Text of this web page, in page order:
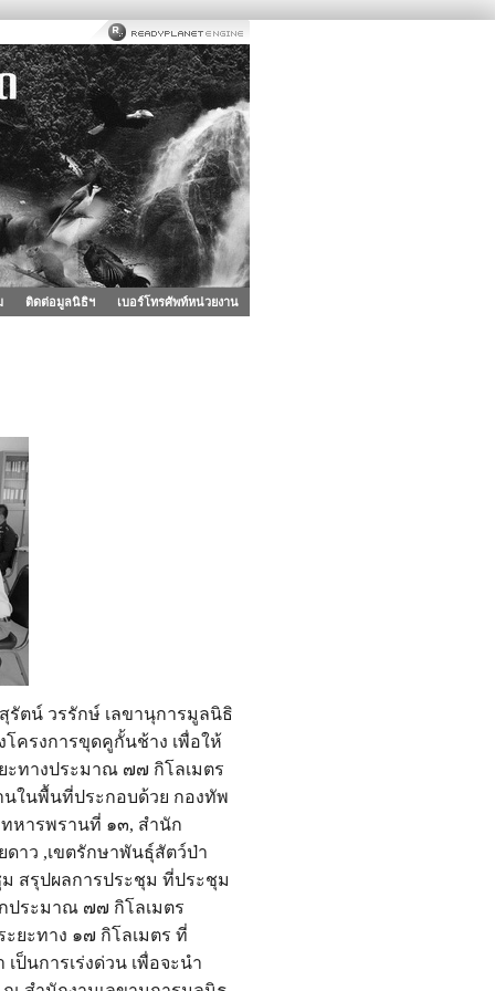
ติดต่อมูลนิธิฯ เบอร์โทรศัพท์หน่วยงาน
ตน์ วรรักษ์ เลขานุการมูลนิธิ
โครงการขุดคูกั้นช้าง เพื่อให้
ะทางประมาณ ๗๗ กิโลเมตร
ในพื้นที่ประกอบด้วย กองทัพ
หารพรานที่ ๑๓, สำนัก
ดาว ,เขตรักษาพันธุ์สัตว์ป่า
ม สรุปผลการประชุม ที่ประชุม
ประมาณ ๗๗ กิโลเมตร
ยะทาง ๑๗ กิโลเมตร ที่
ป็นการเร่งด่วน เพื่อจะนำ